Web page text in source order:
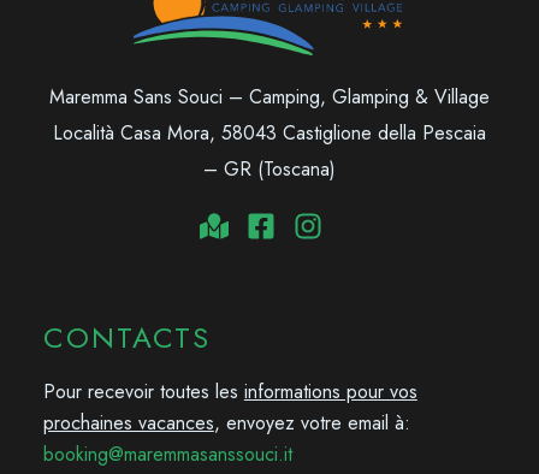
Maremma Sans Souci – Camping, Glamping & Village
Località Casa Mora, 58043 Castiglione della Pescaia
– GR (Toscana)
CONTACTS
Pour recevoir toutes les informations pour vos
prochaines vacances, envoyez votre email à:
booking@maremmasanssouci.it